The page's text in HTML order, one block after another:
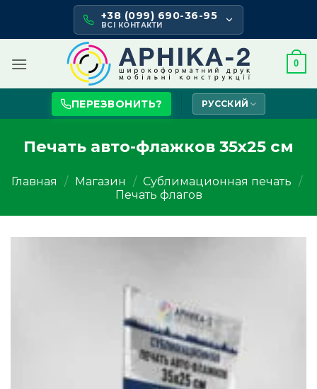
content
+38 (099) 690-36-95
ВСІ КОНТАКТИ
0
ПЕРЕЗВОНИТЬ? РУССКИЙ
Печать авто-флажков 35х25 см
Главная / Магазин / Сублимационная печать /
Печать флагов